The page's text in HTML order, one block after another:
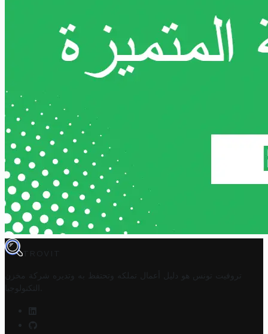
TROVIT
تروفيت تونس هو دليل أعمال تملكه وتحتفظ به وتديره
شركة مخزن
التكنولوجيا